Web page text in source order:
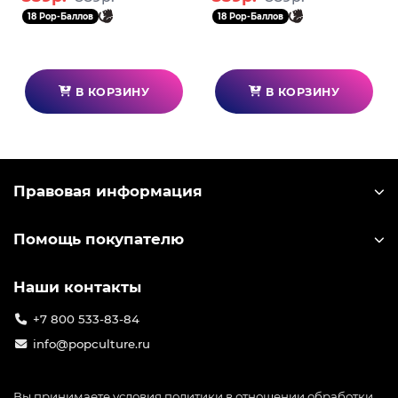
18 Pop-Баллов
В КОРЗИНУ
18 Pop-Баллов
В КОРЗИНУ
Правовая информация
Помощь покупателю
Наши контакты
+7 800 533-83-84
info@popculture.ru